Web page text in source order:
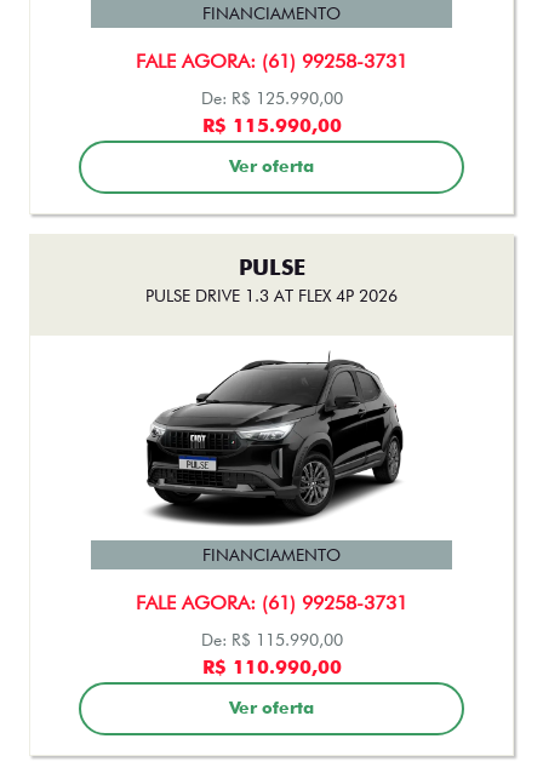
R$ 115.990,00
Ver oferta
PULSE
FALE AGORA: (61) 99258-3731
FINANCIAMENTO
De: R$ 115.990,00
R$ 110.990,00
Ver oferta
PULSE